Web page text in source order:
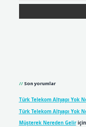
Son yorumlar
Türk Telekom Altyapı Yok
Türk Telekom Altyapı Yok
Müşterek Nereden Geliriçin